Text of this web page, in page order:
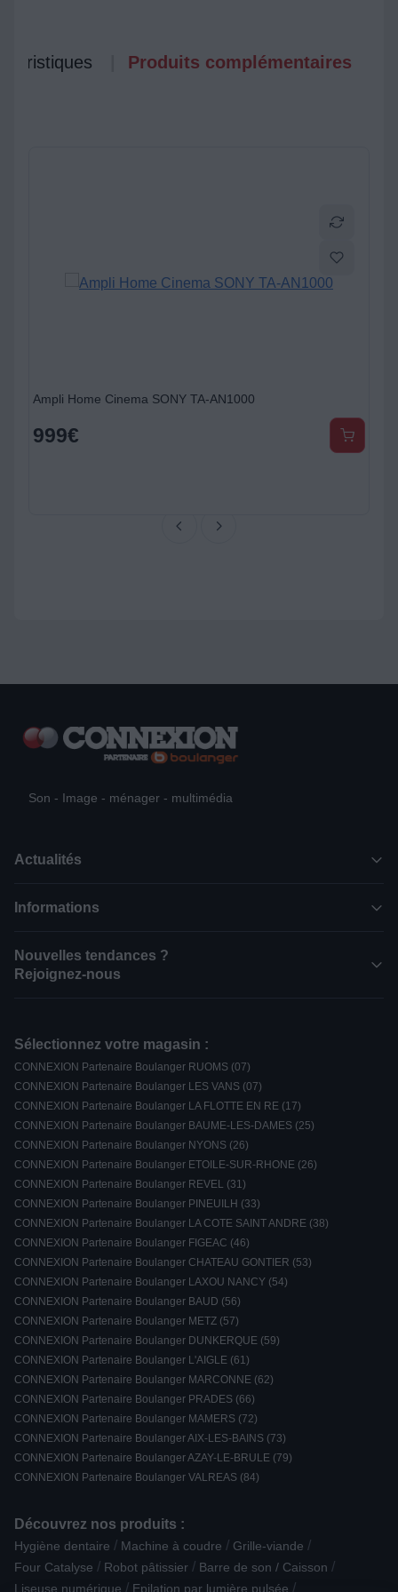
Produits complémentaires
Ampli Home Cinema SONY TA-AN1000
999€
Son - Image - ménager - multimédia
Actualités
Informations
Nouvelles tendances ?
Rejoignez-nous
Sélectionnez votre magasin :
CONNEXION Partenaire Boulanger RUOMS (07)
CONNEXION Partenaire Boulanger LES VANS (07)
CONNEXION Partenaire Boulanger LA FLOTTE EN RE (17)
CONNEXION Partenaire Boulanger BAUME-LES-DAMES (25)
CONNEXION Partenaire Boulanger NYONS (26)
CONNEXION Partenaire Boulanger ETOILE-SUR-RHONE (26)
CONNEXION Partenaire Boulanger REVEL (31)
CONNEXION Partenaire Boulanger PINEUILH (33)
CONNEXION Partenaire Boulanger LA COTE SAINT ANDRE (38)
CONNEXION Partenaire Boulanger FIGEAC (46)
CONNEXION Partenaire Boulanger CHATEAU GONTIER (53)
CONNEXION Partenaire Boulanger LAXOU NANCY (54)
CONNEXION Partenaire Boulanger BAUD (56)
CONNEXION Partenaire Boulanger METZ (57)
CONNEXION Partenaire Boulanger DUNKERQUE (59)
CONNEXION Partenaire Boulanger L'AIGLE (61)
CONNEXION Partenaire Boulanger MARCONNE (62)
CONNEXION Partenaire Boulanger PRADES (66)
CONNEXION Partenaire Boulanger MAMERS (72)
CONNEXION Partenaire Boulanger AIX-LES-BAINS (73)
CONNEXION Partenaire Boulanger AZAY-LE-BRULE (79)
CONNEXION Partenaire Boulanger VALREAS (84)
Découvrez nos produits :
Hygiène dentaire / Machine à coudre / Grille-viande /
Four Catalyse / Robot pâtissier / Barre de son / Caisson /
Liseuse numérique / Epilation par lumière pulsée /